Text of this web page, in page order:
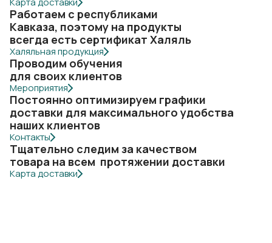
Работаем с республиками
Кавказа, поэтому на продукты
всегда есть сертификат Халяль
Халяльная продукция
Проводим обучения
для своих клиентов
Мероприятия
Постоянно оптимизируем графики
доставки для максимального удобства
наших клиентов
Контакты
Тщательно следим за качеством
товара на всем протяжении доставки
Карта доставки